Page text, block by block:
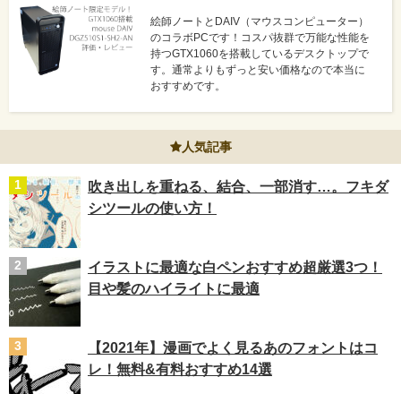
絵師ノートとDAIV（マウスコンピューター）
のコラボPCです！コスパ抜群で万能な性能を
持つGTX1060を搭載しているデスクトップで
す。通常よりもずっと安い価格なので本当に
おすすめです。
人気記事
吹き出しを重ねる、結合、一部消す…。フキダ
シツールの使い方！
イラストに最適な白ペンおすすめ超厳選3つ！
目や髪のハイライトに最適
【2021年】漫画でよく見るあのフォントはコ
レ！無料&有料おすすめ14選